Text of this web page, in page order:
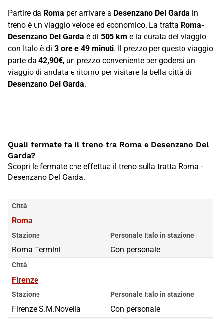
Partire da Roma per arrivare a Desenzano Del Garda in
treno è un viaggio veloce ed economico. La tratta Roma-
Desenzano Del Garda è di 505 km e la durata del viaggio
con Italo è di 3 ore e 49 minuti. Il prezzo per questo viaggio
parte da 42,90€, un prezzo conveniente per godersi un
viaggio di andata e ritorno per visitare la bella città di
Desenzano Del Garda.
Quali fermate fa il treno tra Roma e Desenzano Del
Garda?
Scopri le fermate che effettua il treno sulla tratta Roma -
Desenzano Del Garda.
Città
Roma
Stazione
Roma Termini
Personale Italo in stazione
Con personale
Città
Firenze
Stazione
Firenze S.M.Novella
Personale Italo in stazione
Con personale